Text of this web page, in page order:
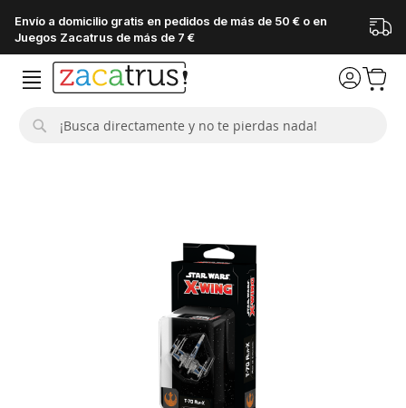
Envío a domicilio gratis en pedidos de más de 50 € o en
Juegos Zacatrus de más de 7 €